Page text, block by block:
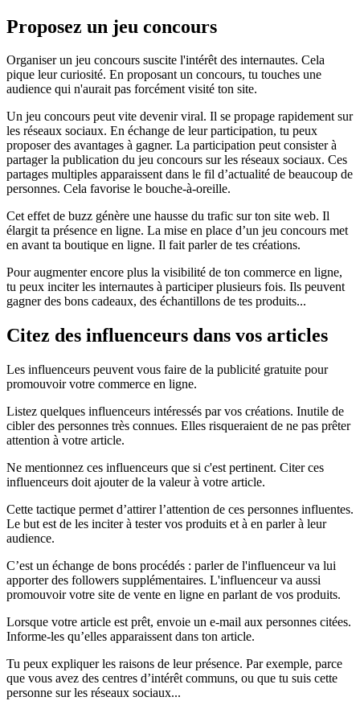
Proposez un jeu concours
Organiser un jeu concours suscite l'intérêt des internautes. Cela
pique leur curiosité. En proposant un concours, tu touches une
audience qui n'aurait pas forcément visité ton site.
Un jeu concours peut vite devenir viral. Il se propage rapidement sur
les réseaux sociaux. En échange de leur participation, tu peux
proposer des avantages à gagner. La participation peut consister à
partager la publication du jeu concours sur les réseaux sociaux. Ces
partages multiples apparaissent dans le fil d’actualité de beaucoup de
personnes. Cela favorise le bouche-à-oreille.
Cet effet de buzz génère une hausse du trafic sur ton site web. Il
élargit ta présence en ligne. La mise en place d’un jeu concours met
en avant ta boutique en ligne. Il fait parler de tes créations.
Pour augmenter encore plus la visibilité de ton commerce en ligne,
tu peux inciter les internautes à participer plusieurs fois. Ils peuvent
gagner des bons cadeaux, des échantillons de tes produits...
Citez des influenceurs dans vos articles
Les influenceurs peuvent vous faire de la publicité gratuite pour
promouvoir votre commerce en ligne.
Listez quelques influenceurs intéressés par vos créations. Inutile de
cibler des personnes très connues. Elles risqueraient de ne pas prêter
attention à votre article.
Ne mentionnez ces influenceurs que si c'est pertinent. Citer ces
influenceurs doit ajouter de la valeur à votre article.
Cette tactique permet d’attirer l’attention de ces personnes influentes.
Le but est de les inciter à tester vos produits et à en parler à leur
audience.
C’est un échange de bons procédés : parler de l'influenceur va lui
apporter des followers supplémentaires. L'influenceur va aussi
promouvoir votre site de vente en ligne en parlant de vos produits.
Lorsque votre article est prêt, envoie un e-mail aux personnes citées.
Informe-les qu’elles apparaissent dans ton article.
Tu peux expliquer les raisons de leur présence. Par exemple, parce
que vous avez des centres d’intérêt communs, ou que tu suis cette
personne sur les réseaux sociaux...